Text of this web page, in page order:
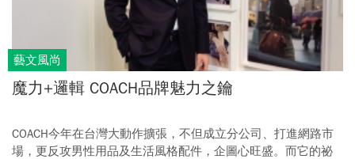
藝文風尚
魔力+邏輯 COACH品牌魅力之鑰
COACH今年在台灣大動作擴張，不但成立分公司、打進網路市
場，更反攻男性用品及生活風格配件，企圖心旺盛。而它的祕